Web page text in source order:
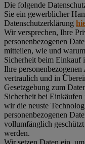
Die folgende
Sie ein gewerblicher
Datenschutzerklärung
Wir versprechen, Ihre
personenbezogenen
mitteilen, wie und
Sicherheit beim Einkauf
Ihre
vertraulich und in
Gesetzgebung zum
Sicherheit bei Einkäufen
wir die neuste
personenbezogenen
vollumfänglich
werden.